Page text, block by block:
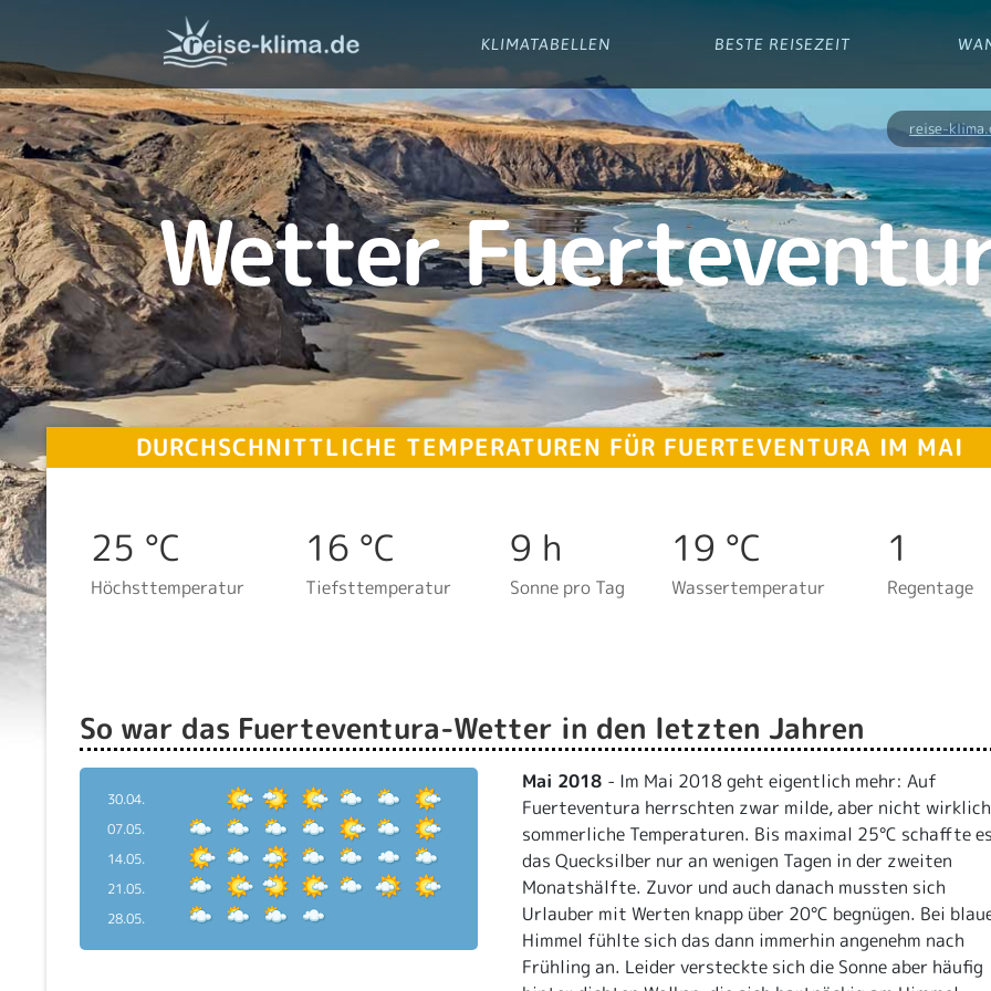
KLIMATABELLEN BESTE REISEZEIT
Wetter
reise-
DURCHSCHNITTLICHE TEMPERATUREN FÜR FUERTEVENTURA IM MAI
25 °C 16 °C 9 h 19 °C 1
Höchsttemperatur Tiefsttemperatur Sonne pro Tag Wassertemperatur Regentage
So war das Fuerteventura-Wetter in den letzten Jahren
Mai 2018 - Im Mai 2018 geht eigentlich mehr: Auf
Fuerteventura herrschten zwar milde, aber nicht wirklich
sommerliche Temperaturen. Bis maximal 25°C schaffte
das Quecksilber nur an wenigen Tagen in der zweiten
Monatshälfte. Zuvor und auch danach mussten sich
Urlauber mit Werten knapp über 20°C begnügen. Bei
Himmel fühlte sich das dann immerhin angenehm nach
Frühling an. Leider versteckte sich die Sonne aber häufig
30.04.
07.05.
14.05.
21.05.
28.05.